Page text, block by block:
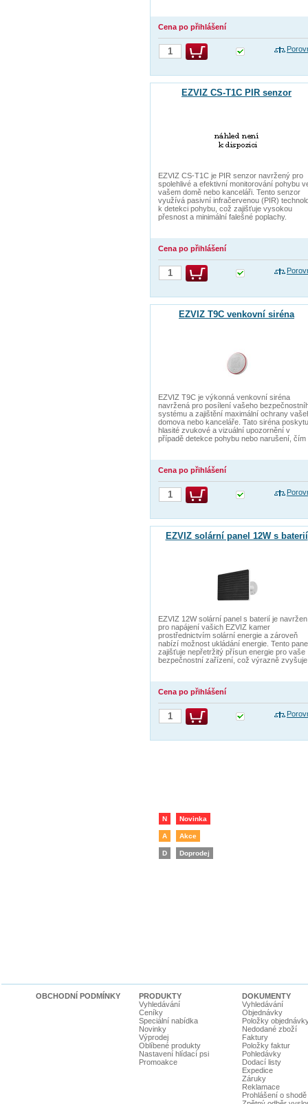
Cena po přihlášení
EZVIZ CS-T1C PIR senzor
EZVIZ CS-T1C je PIR senzor navržený pro
spolehlivé a efektivní monitorování pohybu
vašem domě nebo kanceláři. Tento senzor
využívá pasivní infračervenou (PIR)
k detekci pohybu, což zajišťuje vysokou
přesnost a minimální falešné poplachy.
Cena po přihlášení
EZVIZ T9C venkovní siréna
EZVIZ T9C je výkonná venkovní siréna
navržená pro posílení vašeho
systému a zajištění maximální ochrany
domova nebo kanceláře. Tato siréna
hlasité zvukové a vizuální upozornění v
případě detekce pohybu nebo narušení, čím
Cena po přihlášení
EZVIZ solární panel 12W s baterií
EZVIZ 12W solární panel s baterií je navržen
pro napájení vašich EZVIZ kamer
prostřednictvím solární energie a zároveň
nabízí možnost ukládání energie. Tento
zajišťuje nepřetržitý přísun energie pro vaše
bezpečnostní zařízení, což výrazně zvyšuje
Cena po přihlášení
N Novinka
A Akce
D Doprodej
OBCHODNÍ PODMÍNKY
PRODUKTY
Vyhledávání
Ceníky
Speciální nabídka
Novinky
Výprodej
Oblíbené produkty
Nastavení hlídací psi
Promoakce
DOKUMENTY
Vyhledávání
Objednávky
Položky
Nedodané zboží
Faktury
Položky faktur
Pohledávky
Dodací listy
Expedice
Záruky
Reklamace
Prohlášení o shodě